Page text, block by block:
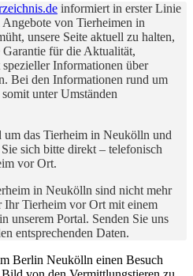
informiert in erster Linie
von Tierheimen in
unsere Seite aktuell zu halten,
für die Aktualität,
Informationen über
Bei den Informationen rund um
unter Umständen
das Tierheim in Neukölln und
sich bitte direkt – telefonisch
vor Ort.
in Neukölln sind nicht mehr
Ihr Tierheim vor Ort mit einem
unserem Portal. Senden Sie uns
entsprechenden Daten.
Berlin Neukölln einen Besuch